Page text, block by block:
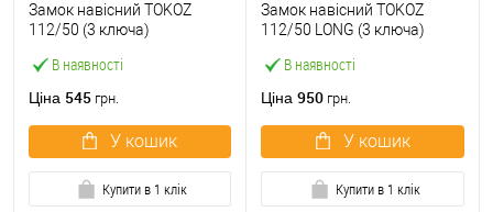
В наявності
Замок навісний TOKOZ
112/50 (3 ключа)
Ціна 545 грн.
У кошик
Купити в 1 клік
В наявності
Замок навісний TOKOZ
112/50 LONG (3 ключа)
Ціна 950 грн.
У кошик
Купити в 1 клік